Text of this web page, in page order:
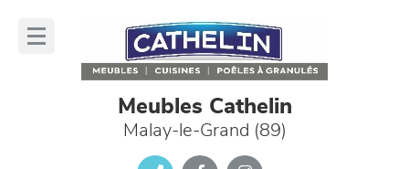
Meubles Cathelin
Malay-le-Grand (89)